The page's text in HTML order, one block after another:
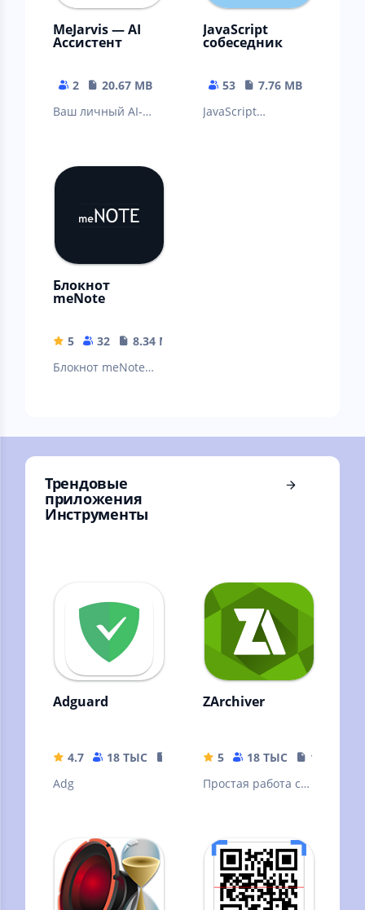
MeJarvis — AI
Ассистент
2
20.67 MB
Ваш личный AI-
интеллектом для
диалогов и
JavaScript
собеседник
53
7.76 MB
JavaScript
Блокнот
meNote
5 32
8.34 MB
Блокнот meNote
записей, делиться
ими.
Трендовые
приложения
Инструменты
Adguard
4.7 18 ТЫС
35.63 MB
Adg
ZArchiver
5 18 ТЫС
10.32 MB
Простая работа с